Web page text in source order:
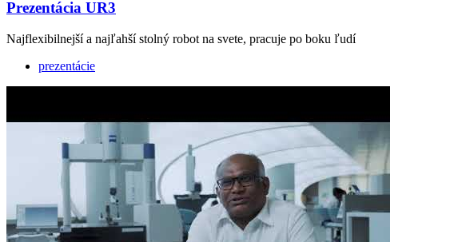
Prezentácia UR3
Najflexibilnejší a najľahší stolný robot na svete, pracuje po boku ľudí
prezentácie